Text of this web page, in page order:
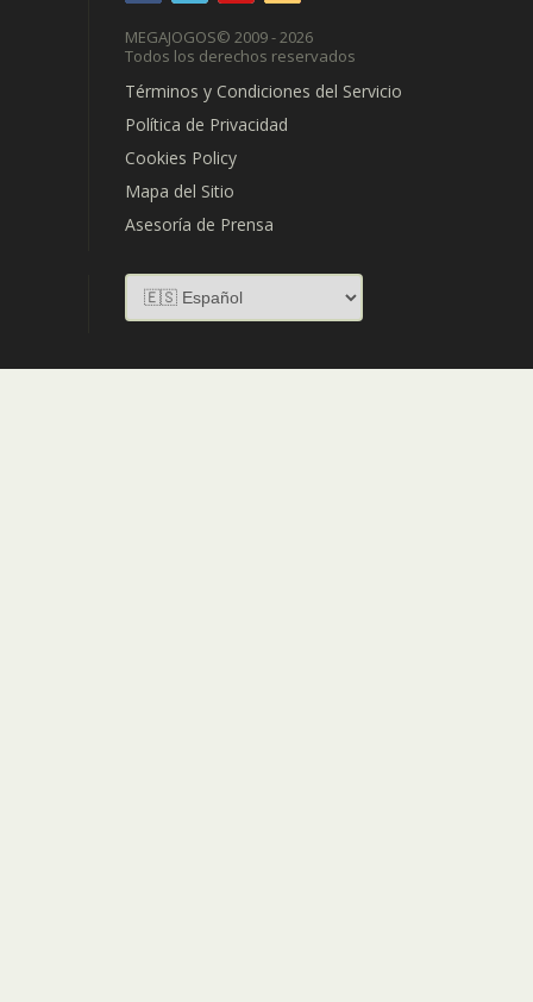
MEGAJOGOS© 2009 - 2026
Todos los derechos reservados
Términos y Condiciones del Servicio
Política de Privacidad
Cookies Policy
Mapa del Sitio
Asesoría de Prensa